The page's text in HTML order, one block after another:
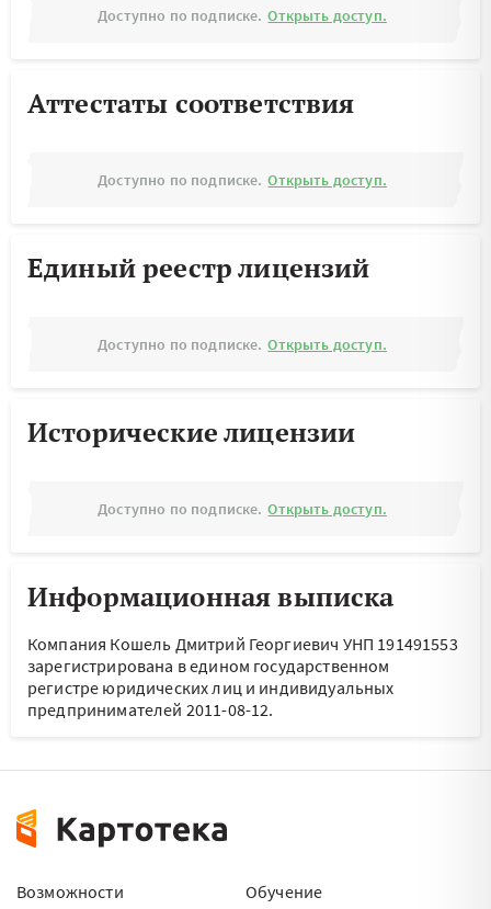
Доступно по подписке. Открыть доступ.
Аттестаты соответствия
Доступно по подписке. Открыть доступ.
Единый реестр лицензий
Доступно по подписке. Открыть доступ.
Исторические лицензии
Доступно по подписке. Открыть доступ.
Информационная выписка
Компания Кошель Дмитрий Георгиевич УНП 191491553
зарегистрирована в едином государственном
регистре юридических лиц и индивидуальных
предпринимателей 2011-08-12.
Возможности
Обучение